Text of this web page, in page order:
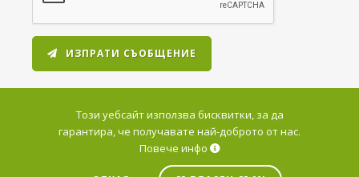
Този уебсайт използва бисквитки, за да
гарантира, че получавате най-доброто от нас.
Повече инфо
ИЗПРАТИ СЪОБЩЕНИЕ